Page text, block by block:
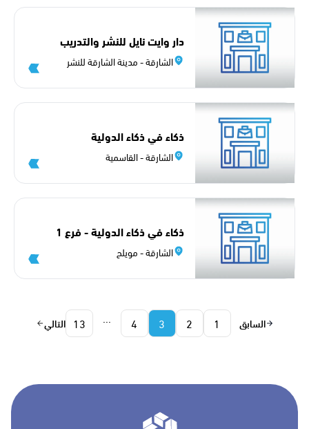
دار وايت نايل للنشر والتدريب
ش م ح
الشارقة - مدينة الشارقة للنشر
ذكاء في ذكاء الدولية
الشارقة - القاسمية
ذكاء في ذكاء الدولية - فرع 1
الشارقة - مويلح
السابق 1
2
3
4
...
13 التالي